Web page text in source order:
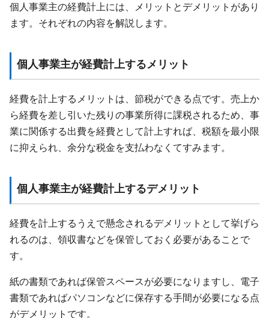
個人事業主の経費計上には、メリットとデメリットがあり
ます。それぞれの内容を解説します。
個人事業主が経費計上するメリット
経費を計上するメリットは、節税ができる点です。売上か
ら経費を差し引いた残りの事業所得に課税されるため、事
業に関係する出費を経費として計上すれば、税額を最小限
に抑えられ、余分な税金を支払わなくてすみます。
個人事業主が経費計上するデメリット
経費を計上するうえで懸念されるデメリットとして挙げら
れるのは、領収書などを保管しておく必要があることで
す。
紙の書類であれば保管スペースが必要になりますし、電子
書類であればパソコンなどに保存する手間が必要になる点
がデメリットです。